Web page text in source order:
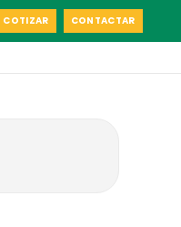
COTIZAR CONTACTAR